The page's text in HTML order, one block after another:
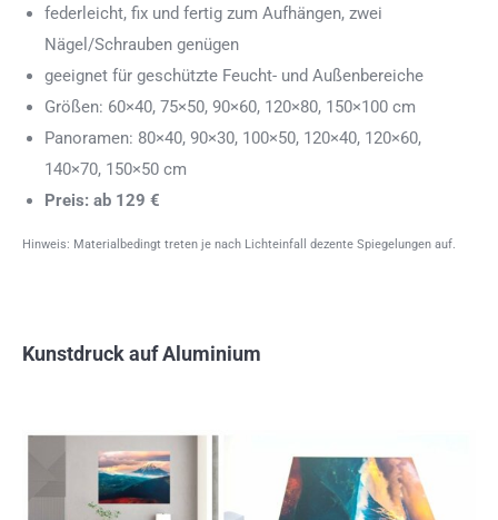
federleicht, fix und fertig zum Aufhängen, zwei
Nägel/Schrauben genügen
geeignet für geschützte Feucht- und Außenbereiche
Größen: 60×40, 75×50, 90×60, 120×80, 150×100 cm
Panoramen: 80×40, 90×30, 100×50, 120×40, 120×60,
140×70, 150×50 cm
Preis: ab 129 €
Hinweis: Materialbedingt treten je nach Lichteinfall dezente Spiegelungen auf.
Kunstdruck auf Aluminium